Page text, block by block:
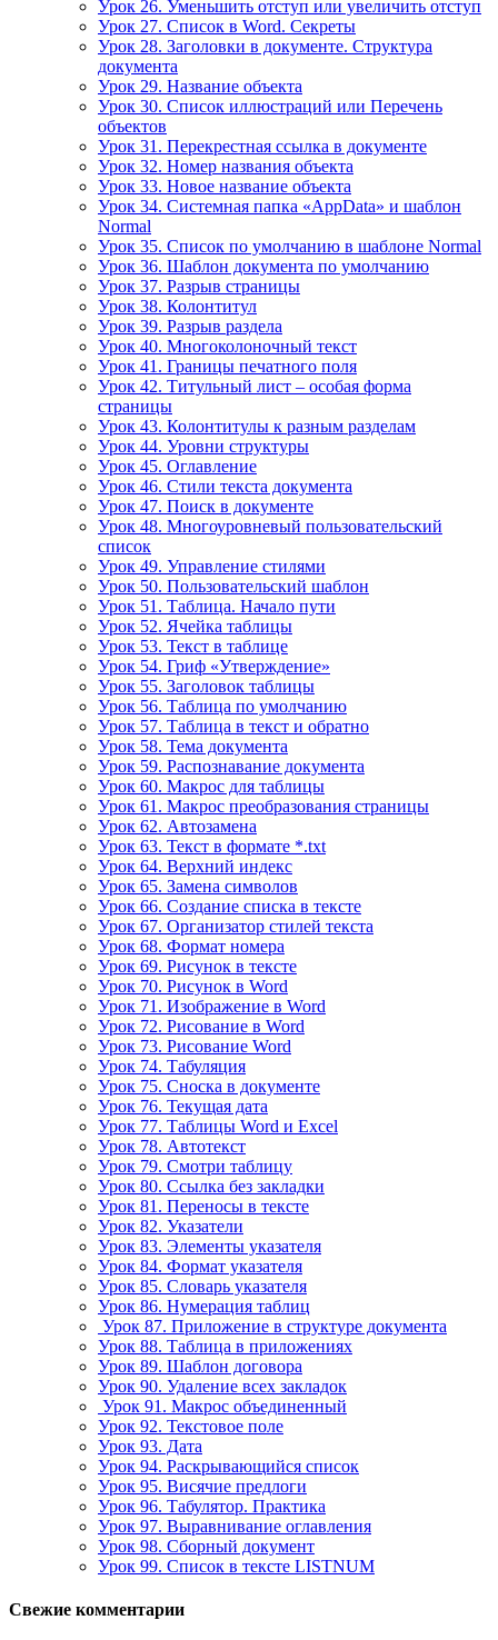
Урок 26. Уменьшить отступ или увеличить отступ
Урок 27. Список в Word. Секреты
Урок 28. Заголовки в документе. Структура
документа
Урок 29. Название объекта
Урок 30. Список иллюстраций или Перечень
объектов
Урок 31. Перекрестная ссылка в документе
Урок 32. Номер названия объекта
Урок 33. Новое название объекта
Урок 34. Системная папка «AppData» и шаблон
Normal
Урок 35. Список по умолчанию в шаблоне Normal
Урок 36. Шаблон документа по умолчанию
Урок 37. Разрыв страницы
Урок 38. Колонтитул
Урок 39. Разрыв раздела
Урок 40. Многоколоночный текст
Урок 41. Границы печатного поля
Урок 42. Титульный лист – особая форма
страницы
Урок 43. Колонтитулы к разным разделам
Урок 44. Уровни структуры
Урок 45. Оглавление
Урок 46. Стили текста документа
Урок 47. Поиск в документе
Урок 48. Многоуровневый пользовательский
список
Урок 49. Управление стилями
Урок 50. Пользовательский шаблон
Урок 51. Таблица. Начало пути
Урок 52. Ячейка таблицы
Урок 53. Текст в таблице
Урок 54. Гриф «Утверждение»
Урок 55. Заголовок таблицы
Урок 56. Таблица по умолчанию
Урок 57. Таблица в текст и обратно
Урок 58. Тема документа
Урок 59. Распознавание документа
Урок 60. Макрос для таблицы
Урок 61. Макрос преобразования страницы
Урок 62. Автозамена
Урок 63. Текст в формате *.txt
Урок 64. Верхний индекс
Урок 65. Замена символов
Урок 66. Создание списка в тексте
Урок 67. Организатор стилей текста
Урок 68. Формат номера
Урок 69. Рисунок в тексте
Урок 70. Рисунок в Word
Урок 71. Изображение в Word
Урок 72. Рисование в Word
Урок 73. Рисование Word
Урок 74. Табуляция
Урок 75. Сноска в документе
Урок 76. Текущая дата
Урок 77. Таблицы Word и Excel
Урок 78. Автотекст
Урок 79. Смотри таблицу
Урок 80. Ссылка без закладки
Урок 81. Переносы в тексте
Урок 82. Указатели
Урок 83. Элементы указателя
Урок 84. Формат указателя
Урок 85. Словарь указателя
Урок 86. Нумерация таблиц
Урок 87. Приложение в структуре документа
Урок 88. Таблица в приложениях
Урок 89. Шаблон договора
Урок 90. Удаление всех закладок
Урок 91. Макрос объединенный
Урок 92. Текстовое поле
Урок 93. Дата
Урок 94. Раскрывающийся список
Урок 95. Висячие предлоги
Урок 96. Табулятор. Практика
Урок 97. Выравнивание оглавления
Урок 98. Сборный документ
Урок 99. Список в тексте LISTNUM
Свежие комментарии